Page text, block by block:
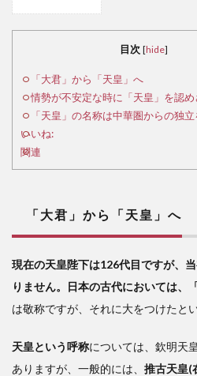
から
「天
皇」
2
情
定な
時に
皇」
を認
めさ
3
目次 [hide]
「大君」から「天皇」へ
情勢が不安定な時に「天皇」を認め
「天皇」の名称は中華圏からの独立
いいね:
関連
「大君」から「天皇」へ
現在の天皇陛下は126代目ですが、
りません。日本の古代においては、
は敬称ですが、それに大をつけたと
天皇という呼称については、欽明天
ありますが、一般的には、 推古天皇(